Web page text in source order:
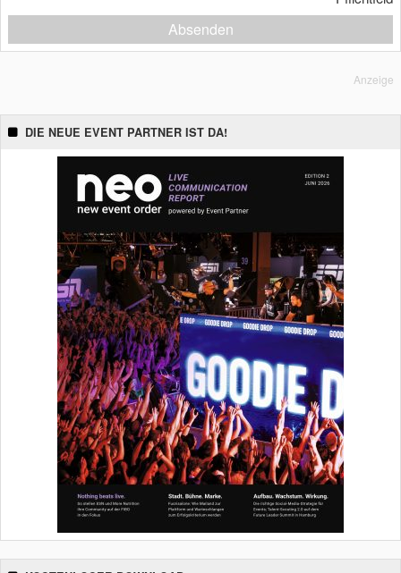
Absenden
Anzeige
DIE NEUE EVENT PARTNER IST DA!